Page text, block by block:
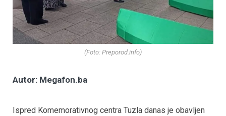
(Foto: Preporod.info)
Autor: Megafon.ba
Ispred Komemorativnog centra Tuzla danas je obavljen